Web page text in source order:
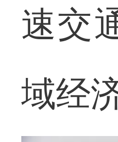
速交
域经